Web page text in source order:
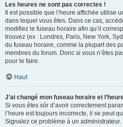
Les heures ne sont pas correctes !
Il est possible que l’heure affichée utilise
dans lequel vous êtes. Dans ce cas,
modifiez le fuseau horaire afin qu’il
trouvez (ex : Londres, Paris, New York,
du fuseau horaire, comme la plupart des
membres du forum. Donc si vous n’êtes
pour le faire.
Haut
J’ai changé mon fuseau horaire et
Si vous êtes sûr d’avoir correctement
l’heure est toujours incorrecte, il se peut
Signalez ce problème à un administrateur.